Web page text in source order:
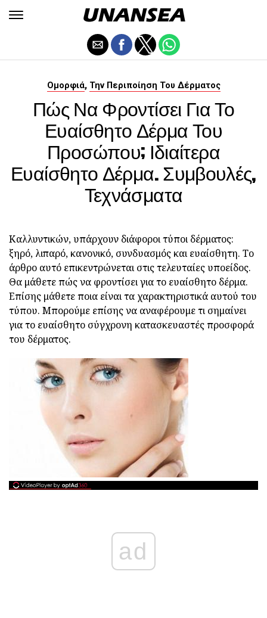
Ομορφιά, Την Περιποίηση Του Δέρματος
Πώς Να Φροντίσει Για Το
Ευαίσθητο Δέρμα Του
Προσώπου; Ιδιαίτερα
Ευαίσθητο Δέρμα. Συμβουλές,
Τεχνάσματα
Καλλυντικών, υπάρχουν διάφοροι τύποι δέρματος:
ξηρό, λιπαρό, κανονικό, συνδυασμός και ευαίσθητη. Το
άρθρο αυτό επικεντρώνεται στις τελευταίες υποείδος.
Θα μάθετε πώς να φροντίσει για το ευαίσθητο δέρμα.
Επίσης μάθετε ποια είναι τα χαρακτηριστικά αυτού του
τύπου. Μπορούμε επίσης να αναφέρουμε τι σημαίνει
για το ευαίσθητο σύγχρονη κατασκευαστές προσφορά
του δέρματος.
ad